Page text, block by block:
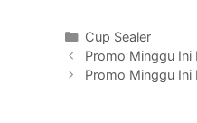
Kategori
Cup Sealer
Promo Minggu Ini
Promo Minggu Ini